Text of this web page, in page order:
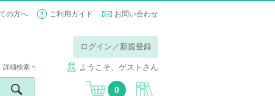
の方へ ご利用ガイド お問い合わせ
ログイン／新規登録
ようこそ、ゲストさん
詳細検索
0